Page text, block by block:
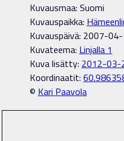
Kuvausmaa: Suomi
Kuvauspaikka:
Kuvauspäivä: 2007-
Kuvateema: Linjalla 1
Kuva lisätty: 2012-03-
Koordinaatit:
© Kari Paavola